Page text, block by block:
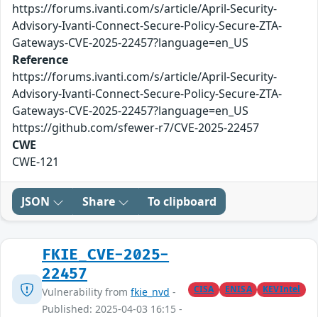
https://forums.ivanti.com/s/article/April-Security-
Advisory-Ivanti-Connect-Secure-Policy-Secure-ZTA-
Gateways-CVE-2025-22457?language=en_US
Reference
https://forums.ivanti.com/s/article/April-Security-
Advisory-Ivanti-Connect-Secure-Policy-Secure-ZTA-
Gateways-CVE-2025-22457?language=en_US
https://github.com/sfewer-r7/CVE-2025-22457
CWE
CWE-121
JSON Share To clipboard
FKIE_CVE-2025-
22457
Vulnerability from fkie_nvd -
Published: 2025-04-03 16:15 -
CISA ENISA KEVIntel